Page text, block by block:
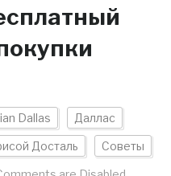
Dallas Даллас
Досталь Советы